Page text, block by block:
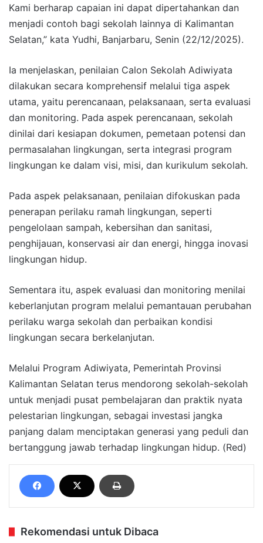
Kami berharap capaian ini dapat dipertahankan dan
menjadi contoh bagi sekolah lainnya di Kalimantan
Selatan,” kata Yudhi, Banjarbaru, Senin (22/12/2025).
Ia menjelaskan, penilaian Calon Sekolah Adiwiyata
dilakukan secara komprehensif melalui tiga aspek
utama, yaitu perencanaan, pelaksanaan, serta evaluasi
dan monitoring. Pada aspek perencanaan, sekolah
dinilai dari kesiapan dokumen, pemetaan potensi dan
permasalahan lingkungan, serta integrasi program
lingkungan ke dalam visi, misi, dan kurikulum sekolah.
Pada aspek pelaksanaan, penilaian difokuskan pada
penerapan perilaku ramah lingkungan, seperti
pengelolaan sampah, kebersihan dan sanitasi,
penghijauan, konservasi air dan energi, hingga inovasi
lingkungan hidup.
Sementara itu, aspek evaluasi dan monitoring menilai
keberlanjutan program melalui pemantauan perubahan
perilaku warga sekolah dan perbaikan kondisi
lingkungan secara berkelanjutan.
Melalui Program Adiwiyata, Pemerintah Provinsi
Kalimantan Selatan terus mendorong sekolah-sekolah
untuk menjadi pusat pembelajaran dan praktik nyata
pelestarian lingkungan, sebagai investasi jangka
panjang dalam menciptakan generasi yang peduli dan
bertanggung jawab terhadap lingkungan hidup. (Red)
Rekomendasi untuk Dibaca